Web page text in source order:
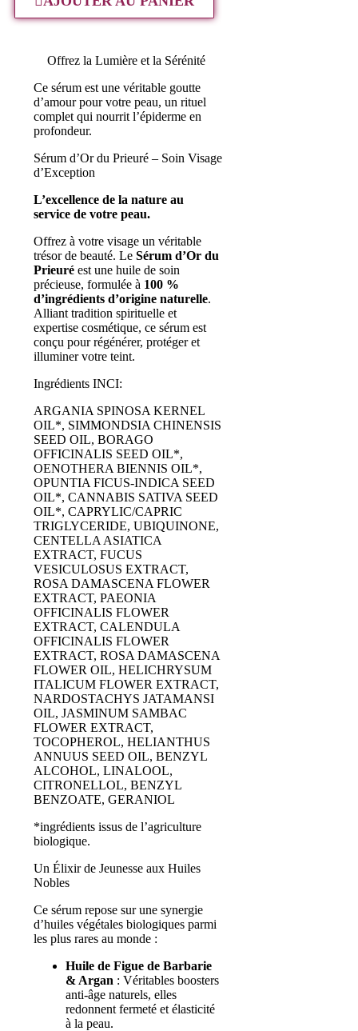
Offrez la Lumière et la Sérénité
Ce sérum est une véritable goutte
d’amour pour votre peau, un rituel
complet qui nourrit l’épiderme en
profondeur.
Sérum d’Or du Prieuré – Soin Visage
d’Exception
L’excellence de la nature au
service de votre peau.
Offrez à votre visage un véritable
trésor de beauté. Le Sérum d’Or du
Prieuré est une huile de soin
précieuse, formulée à 100 %
d’ingrédients d’origine naturelle.
Alliant tradition spirituelle et
expertise cosmétique, ce sérum est
conçu pour régénérer, protéger et
illuminer votre teint.
Ingrédients INCI:
ARGANIA SPINOSA KERNEL
OIL*, SIMMONDSIA CHINENSIS
SEED OIL, BORAGO
OFFICINALIS SEED OIL*,
OENOTHERA BIENNIS OIL*,
OPUNTIA FICUS-INDICA SEED
OIL*, CANNABIS SATIVA SEED
OIL*, CAPRYLIC/CAPRIC
TRIGLYCERIDE, UBIQUINONE,
CENTELLA ASIATICA
EXTRACT, FUCUS
VESICULOSUS EXTRACT,
ROSA DAMASCENA FLOWER
EXTRACT, PAEONIA
OFFICINALIS FLOWER
EXTRACT, CALENDULA
OFFICINALIS FLOWER
EXTRACT, ROSA DAMASCENA
FLOWER OIL, HELICHRYSUM
ITALICUM FLOWER EXTRACT,
NARDOSTACHYS JATAMANSI
OIL, JASMINUM SAMBAC
FLOWER EXTRACT,
TOCOPHEROL, HELIANTHUS
ANNUUS SEED OIL, BENZYL
ALCOHOL, LINALOOL,
CITRONELLOL, BENZYL
BENZOATE, GERANIOL
*ingrédients issus de l’agriculture
biologique.
Un Élixir de Jeunesse aux Huiles
Nobles
Ce sérum repose sur une synergie
d’huiles végétales biologiques parmi
les plus rares au monde :
Huile de Figue de Barbarie
& Argan : Véritables boosters
anti-âge naturels, elles
redonnent fermeté et élasticité
à la peau.